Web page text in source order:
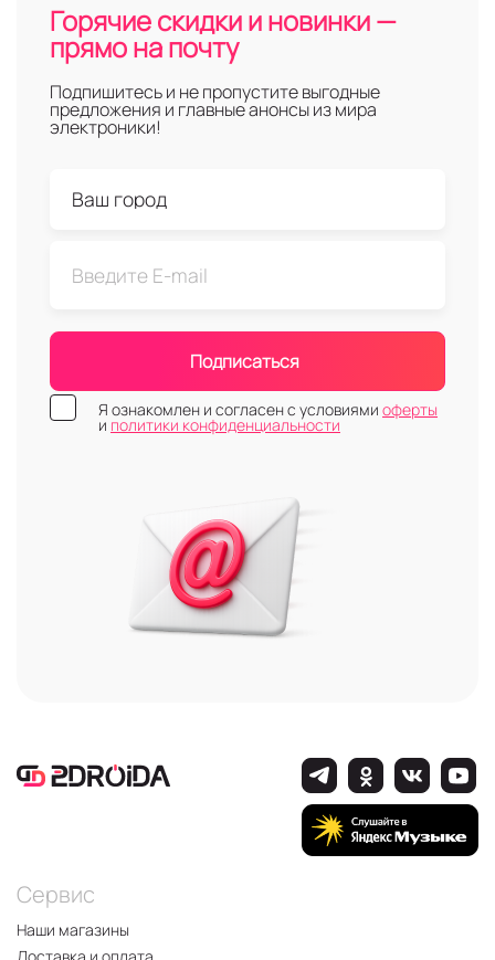
Горячие скидки и новинки —
прямо на почту
Подпишитесь и не пропустите выгодные
предложения и главные анонсы из мира
электроники!
Подписаться
Я ознакомлен и согласен с условиями оферты
и политики конфиденциальности
Сервис
Наши магазины